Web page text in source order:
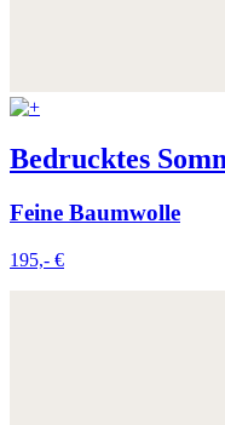
Bedrucktes
Feine Baumwolle
195,- €